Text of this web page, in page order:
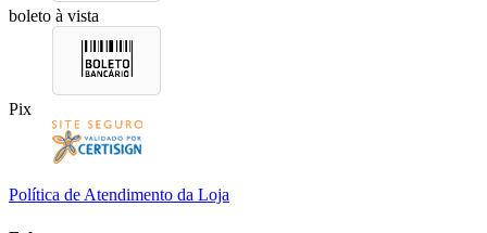
boleto à vista
Pix
Política de Atendimento da Loja